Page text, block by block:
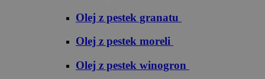
Olej z pestek granatu
Olej z pestek moreli
Olej z pestek winogron